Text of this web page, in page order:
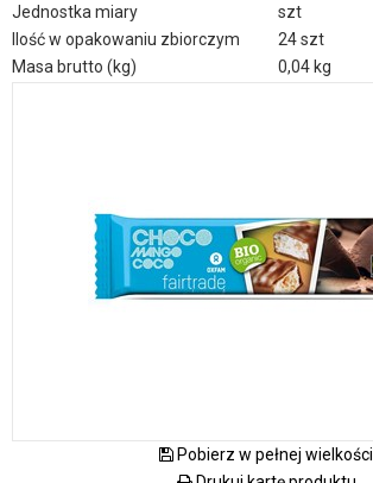
Jednostka miary
szt
Ilość w opakowaniu zbiorczym
24 szt
Masa brutto (kg)
0,04 kg
Pobierz w pełnej wielkości